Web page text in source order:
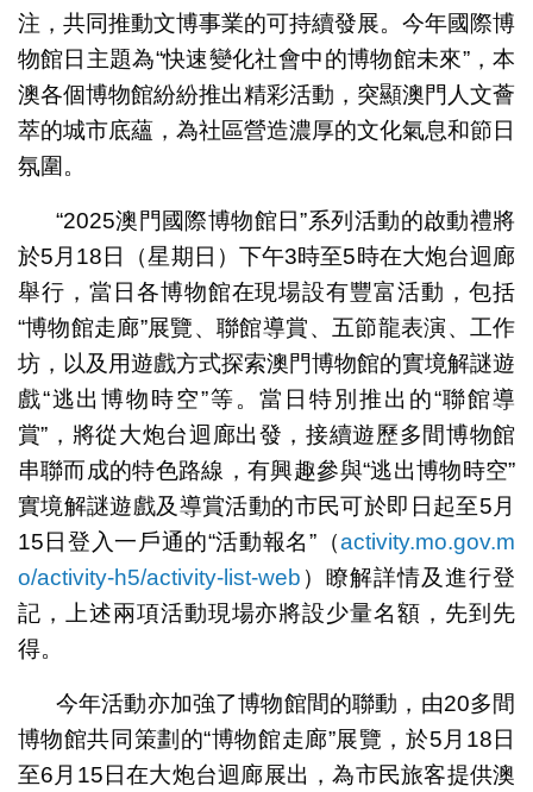
注，共同推動文博事業的可持續發展。今年國際博
物館日主題為“快速變化社會中的博物館未來”，本
澳各個博物館紛紛推出精彩活動，突顯澳門人文薈
萃的城市底蘊，為社區營造濃厚的文化氣息和節日
氛圍。
“2025澳門國際博物館日”系列活動的啟動禮將
於5月18日（星期日）下午3時至5時在大炮台迴廊
舉行，當日各博物館在現場設有豐富活動，包括
“博物館走廊”展覽、聯館導賞、五節龍表演、工作
坊，以及用遊戲方式探索澳門博物館的實境解謎遊
戲“逃出博物時空”等。當日特別推出的“聯館導
賞”，將從大炮台迴廊出發，接續遊歷多間博物館
串聯而成的特色路線，有興趣參與“逃出博物時空”
實境解謎遊戲及導賞活動的市民可於即日起至5月
15日登入一戶通的“活動報名”（activity.mo.gov.m
o/activity-h5/activity-list-web ）瞭解詳情及進行登
記，上述兩項活動現場亦將設少量名額，先到先
得。
今年活動亦加強了博物館間的聯動，由20多間
博物館共同策劃的“博物館走廊”展覽，於5月18日
至6月15日在大炮台迴廊展出，為市民旅客提供澳